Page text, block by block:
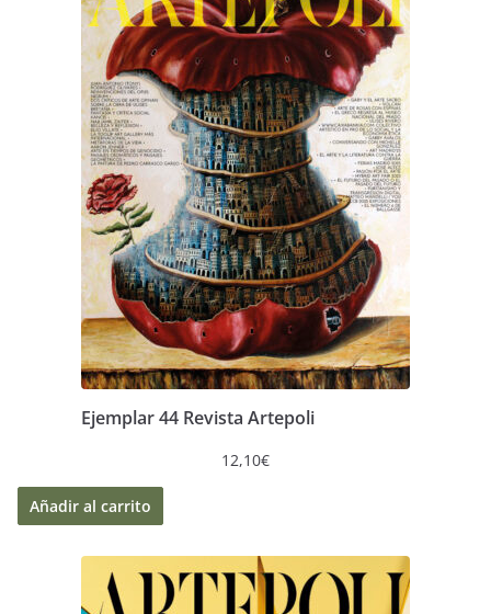
Ejemplar 44 Revista Artepoli
12,10€
Añadir al carrito